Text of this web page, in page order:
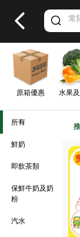
Valid
原箱優惠 水果
所有
鮮奶
即飲茶類
保鮮牛奶及奶
粉
汽水